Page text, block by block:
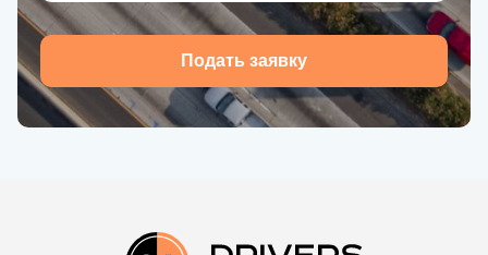
Подать заявку